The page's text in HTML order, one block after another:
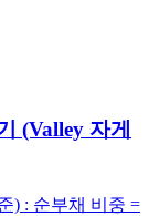
(Valley 자게
) : 순부채 비중 =